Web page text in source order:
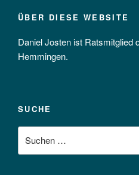
ÜBER DIESE WEBSITE
Daniel Josten ist Ratsmitglied
Hemmingen.
SUCHE
nach: